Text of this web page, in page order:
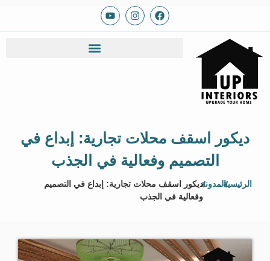
ديكور اسقف محلات تجارية: إبداع في
التصميم وفعالية في الجذب
الرئيسية
/المدونة
/ديكور اسقف محلات تجارية: إبداع في التصميم
وفعالية في الجذب